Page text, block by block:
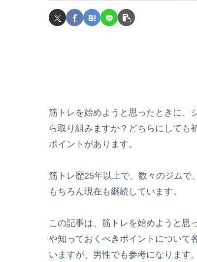
筋トレを始めようと思ったときに、
ら取り組みますか？どちらにしても
ポイントがあります。
筋トレ歴25年以上で、数々のジムで
もちろん現在も継続しています。
この記事は、筋トレを始めようと思
や知っておくべきポイントについて
いますが、男性でも参考になります。